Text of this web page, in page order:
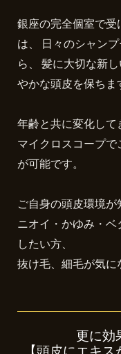
銀座の完全個室で受
は、 日々のシャン
ら、 髪に大切な新
やかな頭皮を保ちま
年齢と共に変化して
マイクロスコープで
が可能です。
ご自身の頭皮環境が
ニオイ・かゆみ・
したい方、
抜け毛、細毛が気に
更に効